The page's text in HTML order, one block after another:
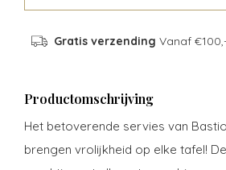
Gratis verzending Vanaf
Productomschrijving
Het betoverende servies van
brengen vrolijkheid op elke tafel!